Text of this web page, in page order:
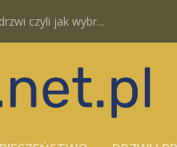
czyli jak wybr...